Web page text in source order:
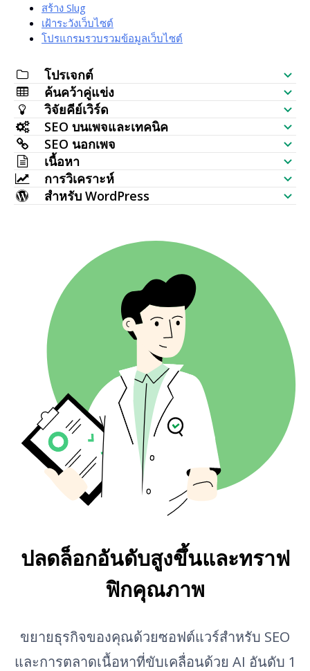
สร้าง Slug
เฝ้าระวังเว็บไซต์
โปรแกรมรวบรวมข้อมูลเว็บไซต์
โปรเจกต์
รายการตรวจสอบ SEO
ค้นคว้าคู่แข่ง
เช็กการมองเห็นเว็บไซต์
วิเคราะห์ SERP
วิจัยคีย์เวิร์ด
ตัวสร้างคีย์เวิร์ด
เช็กปริมาณค้นหาจำนวนมาก
ไอเดียคีย์เวิร์ด (ข้อมูลสด)
คีย์เวิร์ดที่เกี่ยวข้อง
คำถาม
ผู้คนยังถาม
เติมข้อความอัตโนมัติ
SEO บนเพจและเทคนิค
ตรวจสอบ SEO
ตำแหน่งคีย์เวิร์ด
HTTP Request
ตรวจครอบคลุมเว็บไซต์
SEO นอกเพจ
ตัวตรวจสอบแบ็กลิงก์
หน้าที่มีลิงก์มากที่สุด
แบ็กลิงก์ที่หายไป
แบ็กลิงก์ที่เสีย
การกระจายข้อความลิงก์
ตำแหน่งแบ็กลิงก์
โดเมนระดับบนสุดที่ลิงก์
ตรวจสอบแบ็กลิงก์จำนวนมาก
เนื้อหา
ตัวสร้างบทความ AI
ทำให้ AI เป็นมนุษย์
ตัวเขียนบทความ AI ใหม่
แปลงประโยคใหม่
ตัวสร้างหัวข้อ AI
ตัวสร้างโครงร่าง AI
นักแปลภาษา
ดูตัวอย่าง Snippet
ตัวสร้างไอเดียโพสต์บล็อก
การวิเคราะห์
ตรวจสอบอันดับคีย์เวิร์ด
สำหรับ WordPress
ธีม WordPress หลายแบบ
ปลดล็อกอันดับสูงขึ้นและทราฟ
ฟิกคุณภาพ
ขยายธุรกิจของคุณด้วยซอฟต์แวร์สำหรับ SEO
และการตลาดเนื้อหาที่ขับเคลื่อนด้วย AI อันดับ 1